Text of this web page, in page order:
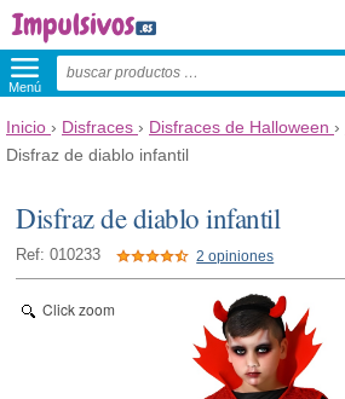
Menú
Inicio › Disfraces › Disfraces de Halloween ›
Disfraz de diablo infantil
Disfraz de diablo infantil
Ref: 010233 2 opiniones
Click zoom